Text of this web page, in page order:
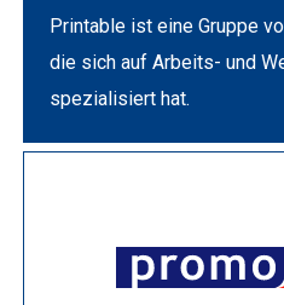
Printable ist eine Gruppe
die sich auf Arbeits- und
spezialisiert hat.